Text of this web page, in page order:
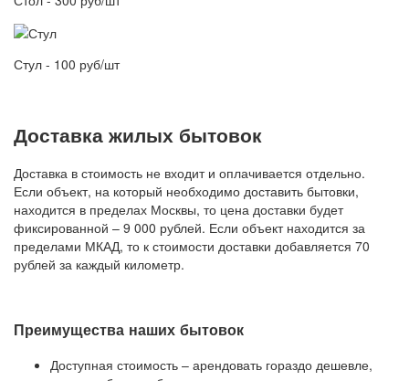
Стул - 100 руб/шт
Доставка жилых бытовок
Доставка в стоимость не входит и оплачивается отдельно.
Если объект, на который необходимо доставить бытовки,
находится в пределах Москвы, то цена доставки будет
фиксированной – 9 000 рублей. Если объект находится за
пределами МКАД, то к стоимости доставки добавляется 70
рублей за каждый километр.
Преимущества наших бытовок
Доступная стоимость – арендовать гораздо дешевле,